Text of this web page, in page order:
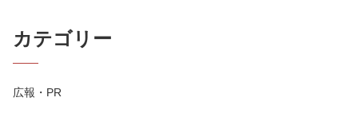
カテゴリー
広報・PR